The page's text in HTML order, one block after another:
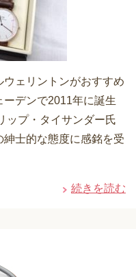
ェリントンがおすすめ
デンで2011年に誕生
ップ・タイサンダー氏
士的な態度に感銘を受
続きを読む